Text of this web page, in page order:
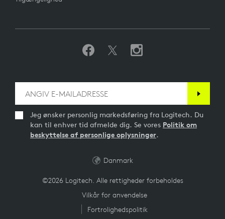
Jeg ønsker personlig markedsføring fra Logitech. Du
kan til enhver tid afmelde dig. Se vores Politik om
beskyttelse af personlige oplysninger.
©2026 Logitech. Alle rettigheder forbeholdes
Vilkår for anvendelse
Fortrolighedspolitik
Danmark